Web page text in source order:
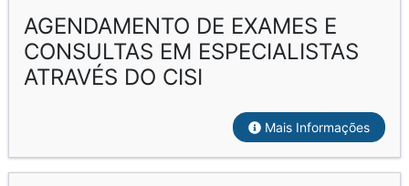
AGENDAMENTO DE EXAMES E
CONSULTAS EM ESPECIALISTAS
ATRAVÉS DO CISI
Mais Informações